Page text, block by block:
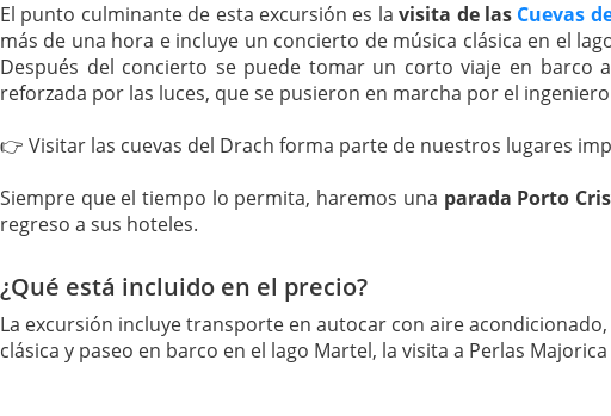
El punto culminante de esta excursión es lavisita de las Cuevas
más de una hora e incluye un concierto de música clásica en el
Después del concierto se puede tomar un corto viaje en
reforzada por las luces, que se pusieron en marcha por el ingeniero
👉 Visitar las cuevas del Drach forma parte de nuestros lugares
Siempre que el tiempo lo permita, haremos una parada Porto
regreso a sus hoteles.
¿Qué está incluido en el precio?
La excursión incluye transporte en autocar con aire
clásica y paseo en barco en el lago Martel, la visita a Perlas